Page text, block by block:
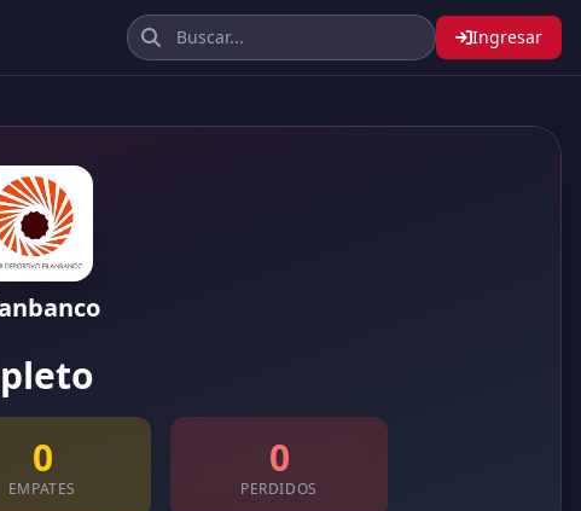
Ingresar
0
EMPATES
0
PERDIDOS